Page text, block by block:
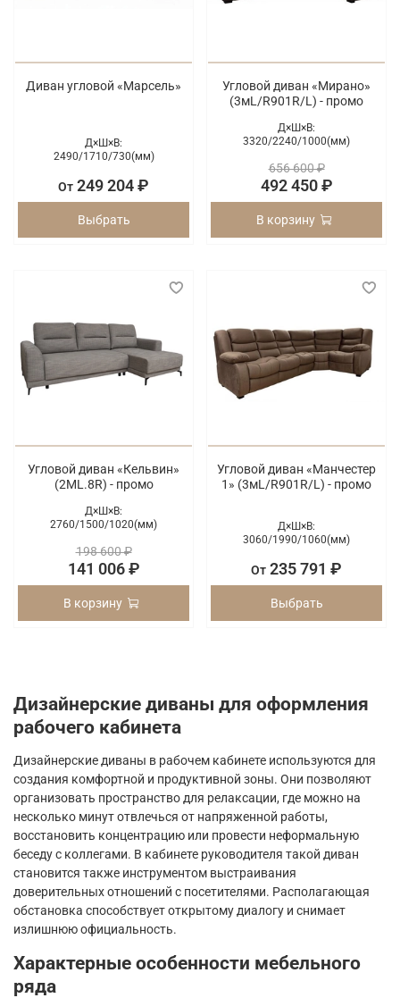
Диван угловой «Марсель»
Д×Ш×В:
2490/1710/730(мм)
От 249 204 ₽
Выбрать
Угловой диван «Мирано»
(3мL/R901R/L) - промо
Д×Ш×В:
3320/2240/1000(мм)
656 600 ₽
492 450 ₽
В корзину
Угловой диван «Кельвин»
(2ML.8R) - промо
Д×Ш×В:
2760/1500/1020(мм)
198 600 ₽
141 006 ₽
В корзину
Угловой диван «Манчестер
1» (3мL/R901R/L) - промо
Д×Ш×В:
3060/1990/1060(мм)
От 235 791 ₽
Выбрать
Дизайнерские диваны для оформления
рабочего кабинета
Дизайнерские диваны в рабочем кабинете используются для
создания комфортной и продуктивной зоны. Они позволяют
организовать пространство для релаксации, где можно на
несколько минут отвлечься от напряженной работы,
восстановить концентрацию или провести неформальную
беседу с коллегами. В кабинете руководителя такой диван
становится также инструментом выстраивания
доверительных отношений с посетителями. Располагающая
обстановка способствует открытому диалогу и снимает
излишнюю официальность.
Характерные особенности мебельного
ряда